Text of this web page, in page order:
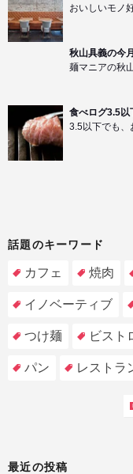
おいしいモノ
秋山具義の今
麺マニアの秋
食べログ3.5以
3.5以下でも、
話題のキーワード
カフェ 焼肉
イノベーティブ
つけ麺 ビスト
パン レストラ
最近の投稿